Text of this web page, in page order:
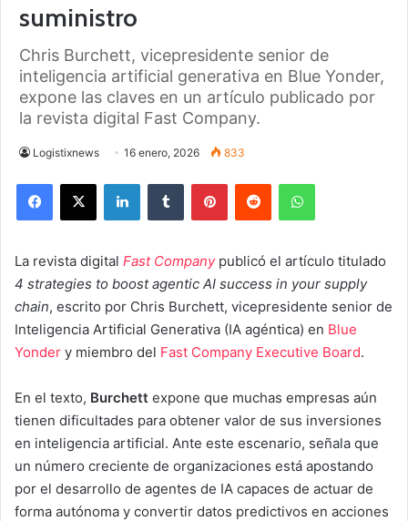
suministro
Chris Burchett, vicepresidente senior de
inteligencia artificial generativa en Blue Yonder,
expone las claves en un artículo publicado por
la revista digital Fast Company.
Logistixnews 16 enero, 2026 833
La revista digital Fast Companypublicó el artículo titulado
4 strategies to boost agentic AI success in your supply
chain, escrito por Chris Burchett, vicepresidente senior de
Inteligencia Artificial Generativa (IA agéntica) en Blue
Yonder y miembro del Fast Company Executive Board.
En el texto, Burchett expone que muchas empresas aún
tienen dificultades para obtener valor de sus inversiones
en inteligencia artificial. Ante este escenario, señala que
un número creciente de organizaciones está apostando
por el desarrollo de agentes de IA capaces de actuar de
forma autónoma y convertir datos predictivos en acciones